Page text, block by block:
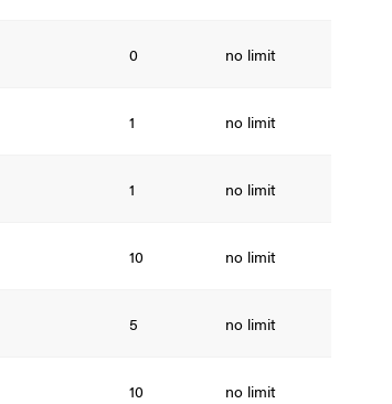
0 no limit
1 no limit
1 no limit
10 no limit
5 no limit
10 no limit